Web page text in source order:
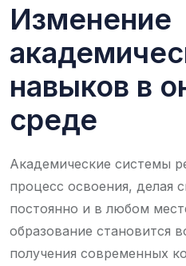
Изменение
навыков в
среде
Академические системы
процесс освоения, делая
постоянно и в любом
образование становится
получения современных